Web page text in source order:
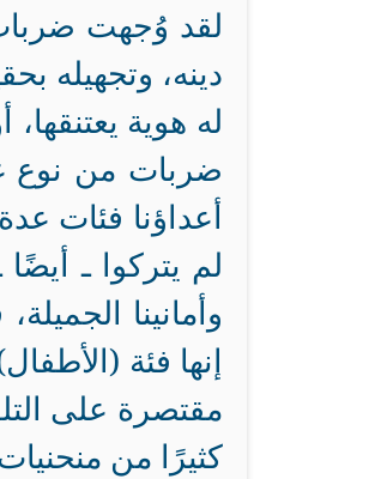
لقد وُجهت
دينه، وتجهيله
له هوية
ضربات من نوع
أعداؤنا فئات
لم يتركوا ـ
وأمانينا
إنها فئة
مقتصرة على
كثيرًا من